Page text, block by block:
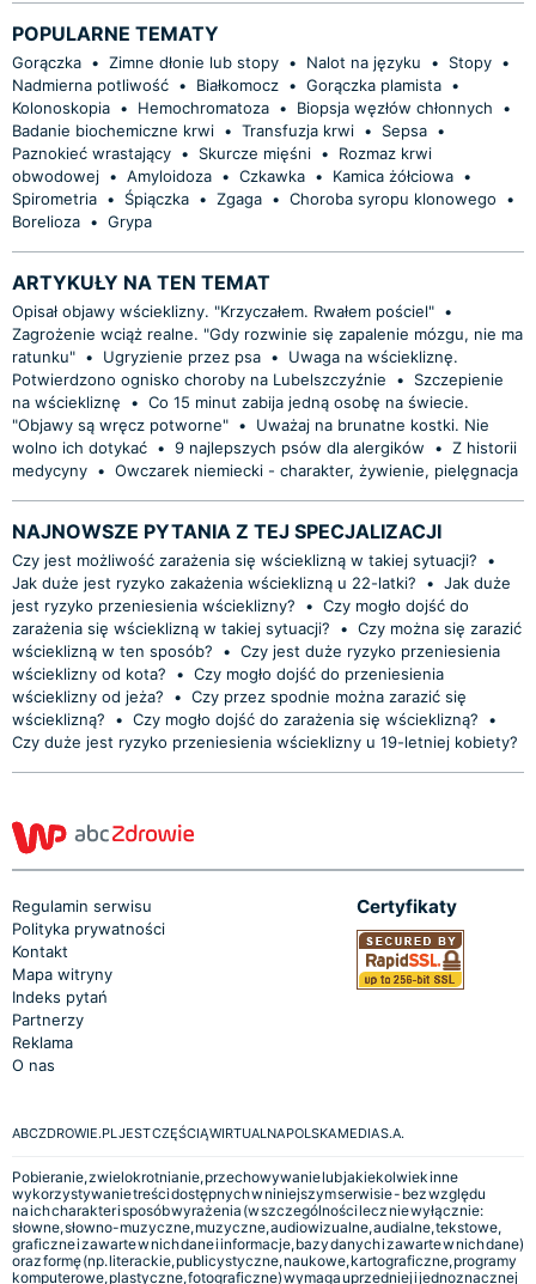
POPULARNE TEMATY
Gorączka • Zimne dłonie lub stopy • Nalot na języku • Stopy •
Nadmierna potliwość • Białkomocz • Gorączka plamista •
Kolonoskopia • Hemochromatoza • Biopsja węzłów chłonnych
•
Badanie biochemiczne krwi • Transfuzja krwi • Sepsa •
Paznokieć wrastający • Skurcze mięśni •
Rozmaz krwi
obwodowej • Amyloidoza • Czkawka • Kamica żółciowa •
Spirometria • Śpiączka • Zgaga • Choroba syropu klonowego
•
Borelioza • Grypa
ARTYKUŁY NA TEN TEMAT
Opisał objawy wścieklizny. "Krzyczałem. Rwałem pościel" •
Zagrożenie wciąż realne. "Gdy rozwinie się zapalenie mózgu, nie ma
ratunku" • Ugryzienie przez psa •
Uwaga na wściekliznę.
Potwierdzono ognisko choroby na Lubelszczyźnie
•
Szczepienie
na wściekliznę
• Co 15 minut zabija jedną osobę na świecie.
"Objawy są wręcz potworne" •
Uważaj na brunatne kostki. Nie
wolno ich dotykać • 9 najlepszych psów dla alergików • Z historii
medycyny • Owczarek niemiecki - charakter, żywienie, pielęgnacja
NAJNOWSZE PYTANIA Z TEJ SPECJALIZACJI
Czy jest możliwość zarażenia się wścieklizną w takiej sytuacji?
•
Jak duże jest ryzyko zakażenia wścieklizną u 22-latki?
• Jak duże
jest ryzyko przeniesienia wścieklizny?
• Czy mogło dojść do
zarażenia się wścieklizną w takiej sytuacji?
• Czy można się zarazić
wścieklizną w ten sposób?
• Czy jest duże ryzyko przeniesienia
wścieklizny od kota?
• Czy mogło dojść do przeniesienia
wścieklizny od jeża?
• Czy przez spodnie można zarazić się
wścieklizną?
• Czy mogło dojść do zarażenia się wścieklizną?
•
Czy duże jest ryzyko przeniesienia wścieklizny u 19-letniej kobiety?
Regulamin serwisu
Polityka prywatności
Kontakt
Mapa witryny
Indeks pytań
Partnerzy
Reklama
O nas
Certyfikaty
ABCZDROWIE.PL JEST CZĘŚCIĄ WIRTUALNA POLSKA MEDIA S.A.
Pobieranie, zwielokrotnianie, przechowywanie lub jakiekolwiek inne
wykorzystywanie treści dostępnych w niniejszym serwisie - bez względu
na ich charakter i sposób wyrażenia (w szczególności lecz nie wyłącznie:
słowne, słowno-muzyczne, muzyczne, audiowizualne, audialne, tekstowe,
graficzne i zawarte w nich dane i informacje, bazy danych i zawarte w nich dane)
oraz formę (np. literackie, publicystyczne, naukowe, kartograficzne, programy
komputerowe, plastyczne, fotograficzne) wymaga uprzedniej i jednoznacznej